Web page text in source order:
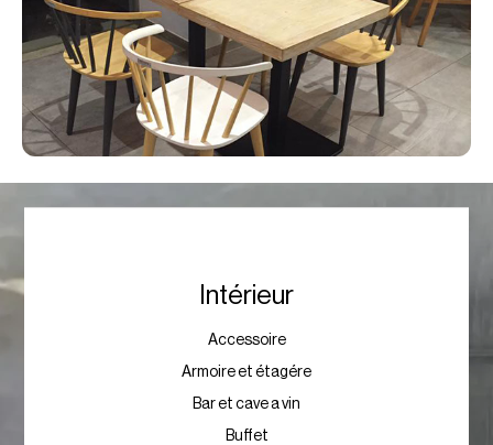
Intérieur
Accessoire
Armoire et étagére
Bar et cave a vin
Buffet